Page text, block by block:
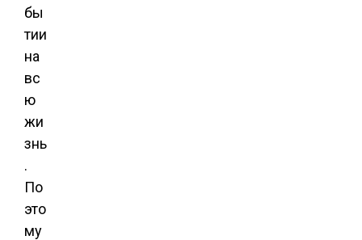
бы
тии
на
вс
ю
жи
знь
.
По
это
му